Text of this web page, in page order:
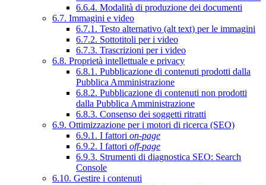
6.6.4. Modalità di produzione dei documenti
6.7. Immagini e video
6.7.1. Testo alternativo (alt text) per le immagini
6.7.2. Sottotitoli per i video
6.7.3. Trascrizioni per i video
6.8. Proprietà intellettuale e privacy
6.8.1. Pubblicazione di contenuti prodotti dalla
Pubblica Amministrazione
6.8.2. Pubblicazione di contenuti non prodotti
dalla Pubblica Amministrazione
6.8.3. Consenso dei soggetti ritratti
6.9. Ottimizzazione per i motori di ricerca (SEO)
6.9.1. I fattori on-page
6.9.2. I fattori off-page
6.9.3. Strumenti di diagnostica SEO: Search
Console
6.10. Gestire i contenuti